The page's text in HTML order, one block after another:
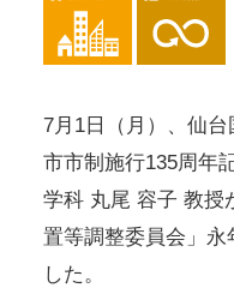
7月1日（月）、仙
市市制施行135周年
学科 丸尾 容子 教授
置等調整委員会」永
した。